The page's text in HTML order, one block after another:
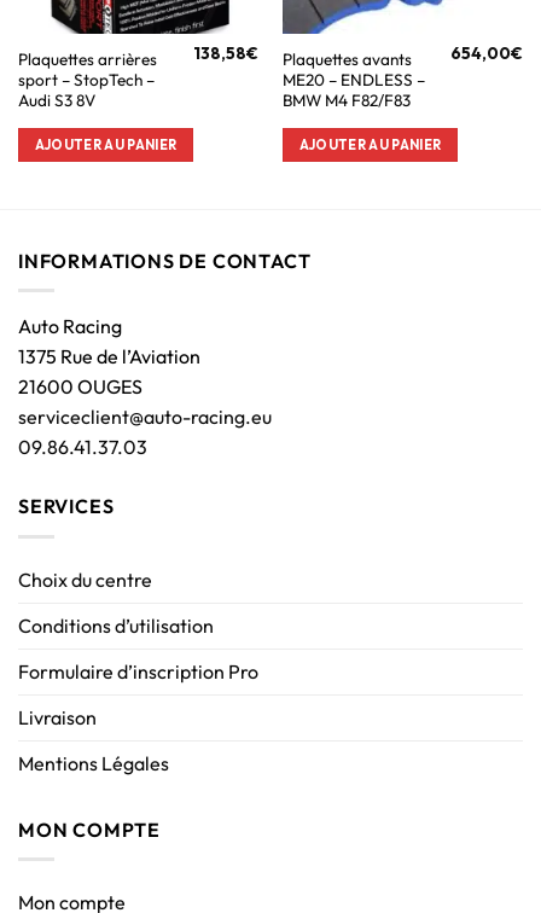
Plaquettes arrières
sport – StopTech –
Audi S3 8V
138,58€
AJOUTER AU PANIER
Plaquettes avants
ME20 – ENDLESS –
BMW M4 F82/F83
654,00€
AJOUTER AU PANIER
INFORMATIONS DE CONTACT
Auto Racing
1375 Rue de l’Aviation
21600 OUGES
serviceclient@auto-racing.eu
09.86.41.37.03
SERVICES
Choix du centre
Conditions d’utilisation
Formulaire d’inscription Pro
Livraison
Mentions Légales
MON COMPTE
Mon compte